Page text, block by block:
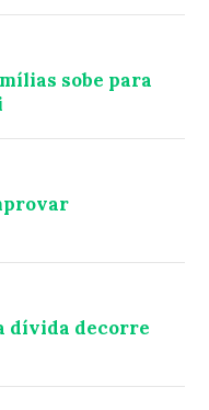
sobe para
dívida decorre